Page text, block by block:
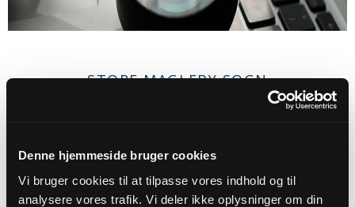
Denne hjemmeside bruger cookies
Vi bruger cookies til at tilpasse vores indhold og til
analysere vores trafik. Vi deler ikke oplysninger om din
STORE MAGLEBY SOGN
Myndighedsoplysninger